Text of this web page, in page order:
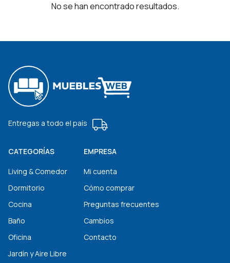
No se han encontrado resultados.
Entregas a todo el país
CATEGORÍAS
Living & Comedor
Dormitorio
Cocina
Baño
Oficina
Jardín y Aire Libre
EMPRESA
Mi cuenta
Cómo comprar
Preguntas frecuentes
Cambios
Contacto